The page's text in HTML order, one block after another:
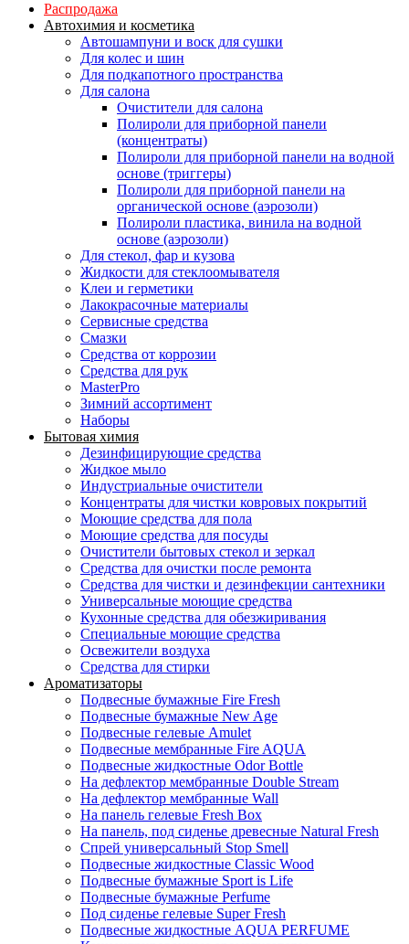
Распродажа
Автохимия и косметика
Автошампуни и воск для сушки
Для колес и шин
Для подкапотного пространства
Для салона
Очистители для салона
Полироли для приборной панели
(концентраты)
Полироли для приборной панели на водной
основе (триггеры)
Полироли для приборной панели на
органической основе (аэрозоли)
Полироли пластика, винила на водной
основе (аэрозоли)
Для стекол, фар и кузова
Жидкости для стеклоомывателя
Клеи и герметики
Лакокрасочные материалы
Сервисные средства
Смазки
Средства от коррозии
Средства для рук
MasterPro
Зимний ассортимент
Наборы
Бытовая химия
Дезинфицирующие средства
Жидкое мыло
Индустриальные очистители
Концентраты для чистки ковровых покрытий
Моющие средства для пола
Моющие средства для посуды
Очистители бытовых стекол и зеркал
Средства для очистки после ремонта
Средства для чистки и дезинфекции сантехники
Универсальные моющие средства
Кухонные средства для обезжиривания
Специальные моющие средства
Освежители воздуха
Средства для стирки
Ароматизаторы
Подвесные бумажные Fire Fresh
Подвесные бумажные New Age
Подвесные гелевые Amulet
Подвесные мембранные Fire AQUA
Подвесные жидкостные Odor Bottle
На дефлектор мембранные Double Stream
На дефлектор мембранные Wall
На панель гелевые Fresh Box
На панель, под сиденье древесные Natural Fresh
Спрей универсальный Stop Smell
Подвесные жидкостные Classic Wood
Подвесные бумажные Sport is Life
Подвесные бумажные Perfume
Под сиденье гелевые Super Fresh
Подвесные жидкостные AQUA PERFUME